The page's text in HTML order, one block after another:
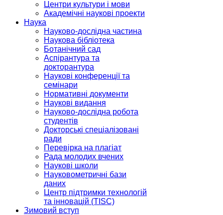
Центри культури і мови
Академічні наукові проекти
Наука
Науково-дослідна частина
Наукова бібліотека
Ботанічний сад
Аспірантура та
докторантура
Наукові конференції та
семінари
Нормативні документи
Наукові видання
Науково-дослідна робота
студентів
Докторські спеціалізовані
ради
Перевірка на плагіат
Рада молодих вчених
Наукові школи
Науковометричні бази
даних
Центр підтримки технологій
та інновацій (TISC)
Зимовий вступ